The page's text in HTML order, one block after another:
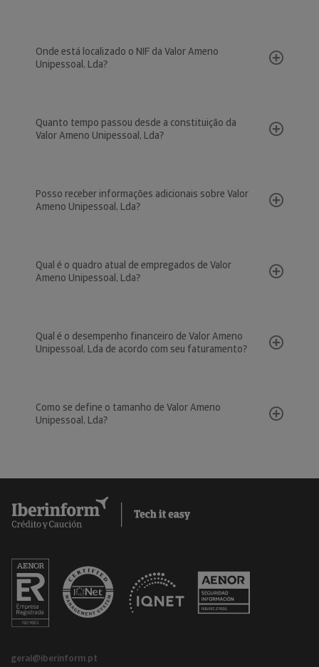
Onde está localizado o NIF da Valor Ameno
Unipessoal, Lda?
Quanto tempo passou desde a constituição da
Valor Ameno Unipessoal, Lda?
Posso receber informações adicionais sobre Valor
Ameno Unipessoal, Lda?
Qual é o quadro atual de empregados de Valor
Ameno Unipessoal, Lda?
Qual é o desempenho financeiro de Valor Ameno
Unipessoal, Lda de acordo com seu faturamento?
Como se define o tamanho de Valor Ameno
Unipessoal, Lda?
geral@iberinform.pt